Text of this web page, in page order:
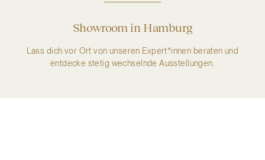
Showroom in Hamburg
Lass dich vor Ort von unseren Expert*innen beraten und
entdecke stetig wechselnde Ausstellungen.